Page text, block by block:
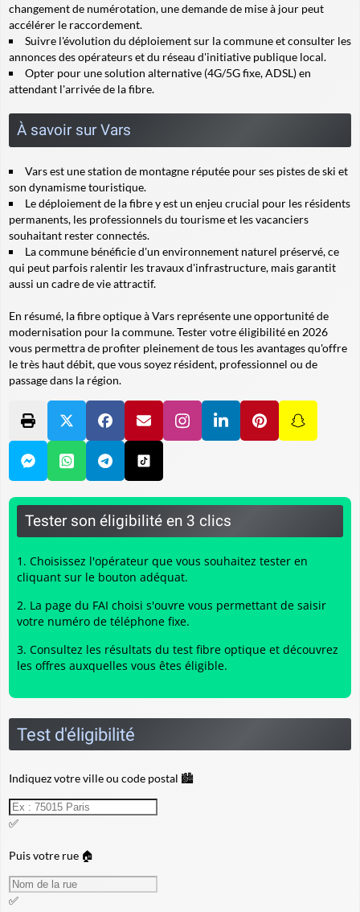
changement de numérotation, une demande de mise à jour peut
accélérer le raccordement.
Suivre l'évolution du déploiement sur la commune et consulter les
annonces des opérateurs et du réseau d'initiative publique local.
Opter pour une solution alternative (4G/5G fixe, ADSL) en
attendant l'arrivée de la fibre.
À savoir sur Vars
Vars est une station de montagne réputée pour ses pistes de ski et
son dynamisme touristique.
Le déploiement de la fibre y est un enjeu crucial pour les résidents
permanents, les professionnels du tourisme et les vacanciers
souhaitant rester connectés.
La commune bénéficie d'un environnement naturel préservé, ce
qui peut parfois ralentir les travaux d'infrastructure, mais garantit
aussi un cadre de vie attractif.
En résumé, la fibre optique à Vars représente une opportunité de
modernisation pour la commune. Tester votre éligibilité en 2026
vous permettra de profiter pleinement de tous les avantages qu'offre
le très haut débit, que vous soyez résident, professionnel ou de
passage dans la région.
Tester son éligibilité en 3 clics
Choisissez l'opérateur que vous souhaitez tester en
cliquant sur le bouton adéquat.
La page du FAI choisi s'ouvre vous permettant de saisir
votre numéro de téléphone fixe.
Consultez les résultats du test fibre optique et découvrez
les offres auxquelles vous êtes éligible.
Test d'éligibilité
Indiquez votre ville ou code postal 🏙️
✅
Puis votre rue 🏠
✅